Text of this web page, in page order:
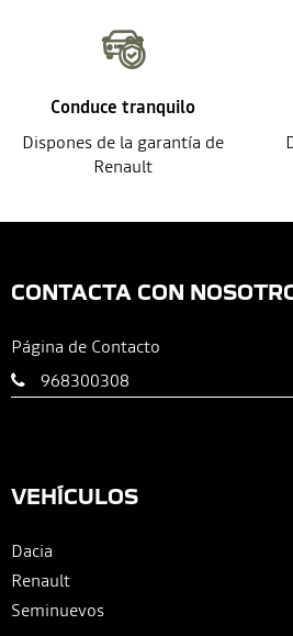
Conduce tranquilo
Dispones de la garantía de
Renault
CONTACTA CON
Página de Contacto
968300308
VEHÍCULOS
Dacia
Renault
Seminuevos